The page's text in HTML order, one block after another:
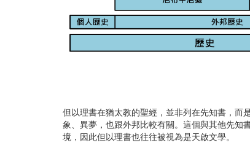
但以理書在猶太教的聖經，並非列在先知書，而
象、異夢，也跟外邦比較有關。這個與其他先知
境，因此但以理書也往往被視為是天啟文學。